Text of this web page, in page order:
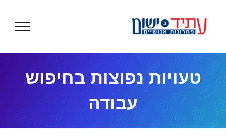
לתוכן
טעויות נפוצות בחיפוש
עבודה